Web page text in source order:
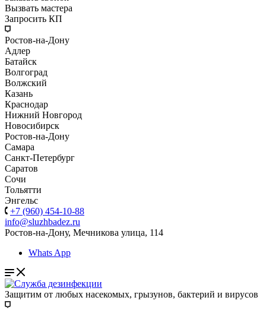
Вызвать мастера
Запросить КП
Ростов-на-Дону
Адлер
Батайск
Волгоград
Волжский
Казань
Краснодар
Нижний Новгород
Новосибирск
Ростов-на-Дону
Самара
Санкт-Петербург
Саратов
Сочи
Тольятти
Энгельс
+7 (960) 454-10-88
info@sluzhbadez.ru
Ростов-на-Дону, Мечникова улица, 114
Whats App
Защитим от любых насекомых, грызунов, бактерий и вирусов